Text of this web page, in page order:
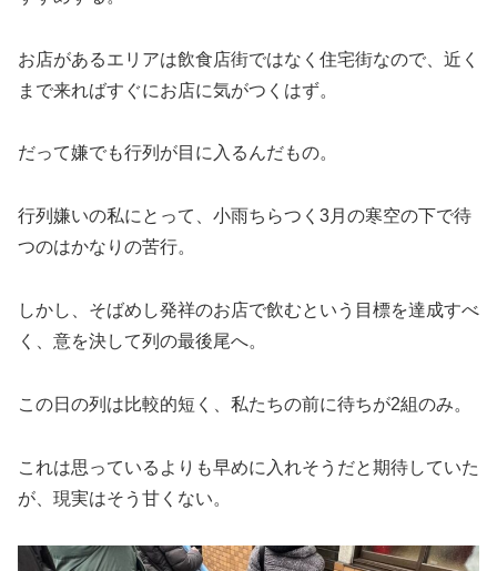
お店があるエリアは飲食店街ではなく住宅街なので、近く
まで来ればすぐにお店に気がつくはず。
だって嫌でも行列が目に入るんだもの。
行列嫌いの私にとって、小雨ちらつく3月の寒空の下で待
つのはかなりの苦行。
しかし、そばめし発祥のお店で飲むという目標を達成すべ
く、意を決して列の最後尾へ。
この日の列は比較的短く、私たちの前に待ちが2組のみ。
これは思っているよりも早めに入れそうだと期待していた
が、現実はそう甘くない。